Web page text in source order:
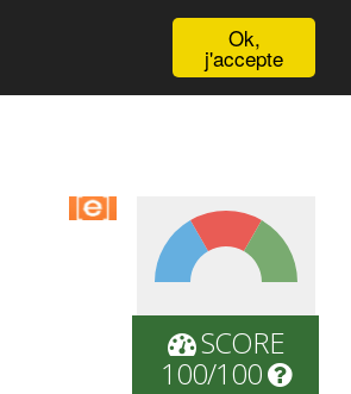
Ok,
j'accepte
SCORE
100/100